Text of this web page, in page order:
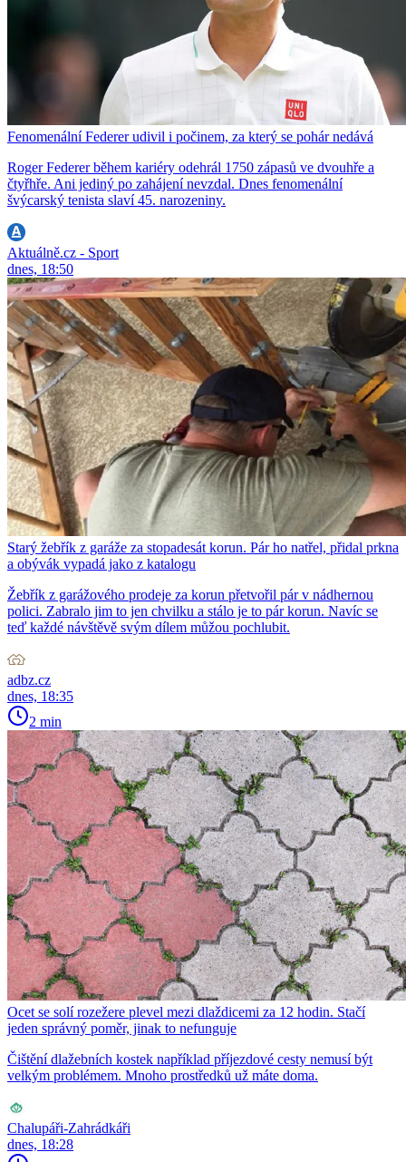
Fenomenální Federer udivil i počinem, za který se pohár nedává
Roger Federer během kariéry odehrál 1750 zápasů ve dvouhře a
čtyřhře. Ani jediný po zahájení nevzdal. Dnes fenomenální
švýcarský tenista slaví 45. narozeniny.
Aktuálně.cz - Sport
dnes, 18:50
Starý žebřík z garáže za stopadesát korun. Pár ho natřel, přidal prkna
a obývák vypadá jako z katalogu
Žebřík z garážového prodeje za korun přetvořil pár v nádhernou
polici. Zabralo jim to jen chvilku a stálo je to pár korun. Navíc se
teď každé návštěvě svým dílem můžou pochlubit.
adbz.cz
dnes, 18:35
2 min
Ocet se solí rozežere plevel mezi dlaždicemi za 12 hodin. Stačí
jeden správný poměr, jinak to nefunguje
Čištění dlažebních kostek například příjezdové cesty nemusí být
velkým problémem. Mnoho prostředků už máte doma.
Chalupáři-Zahrádkáři
dnes, 18:28